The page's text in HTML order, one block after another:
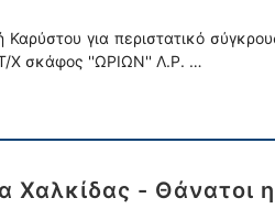
για περιστατικό
Χ σκάφος ''ΩΡΙΩΝ'' Λ.Ρ. …
Χαλκίδας - Θάνατοι